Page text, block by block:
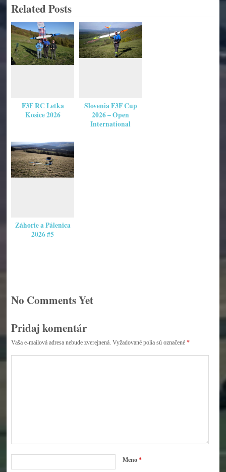
Related Posts
F3F RC Letka
Kosice 2026
Slovenia F3F Cup
2026 – Open
International
Záhorie a Pálenica
2026 #5
No Comments Yet
Pridaj komentár
Vaša e-mailová adresa nebude zverejnená. Vyžadované polia sú označené *
Meno *